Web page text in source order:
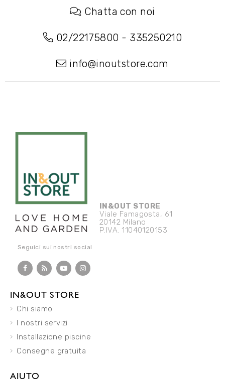
Chatta con noi
02/22175800 - 335250210
info@inoutstore.com
IN&OUT STORE
Viale Famagosta, 61
20142 Milano
P.IVA. 11040120153
Seguici sui nostri social
IN&OUT STORE
Chi siamo
I nostri servizi
Installazione piscine
Consegne gratuita
AIUTO